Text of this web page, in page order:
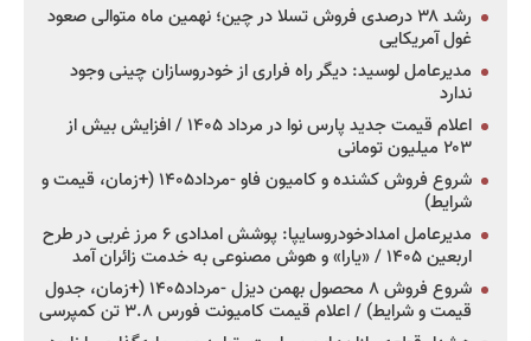
رشد ۳۸ درصدی فروش تسلا در چین؛ نهمین ماه متوالی صعود
غول آمریکایی
مدیرعامل لوسید: دیگر راه فراری از خودروسازان چینی وجود
ندارد
اعلام قیمت جدید پارس نوا در مرداد ۱۴۰۵ / افزایش بیش از
۲۰۳ میلیون تومانی
شروع فروش کشنده و کامیون فاو -مرداد۱۴۰۵ (+زمان، قیمت و
شرایط)
مدیرعامل امدادخودروسایپا: پوشش امدادی ۶ مرز غربی در طرح
اربعین ۱۴۰۵ / «یارا» و هوش مصنوعی به خدمت زائران آمد
شروع فروش ۸ محصول بهمن دیزل -مرداد۱۴۰۵ (+زمان، جدول
قیمت و شرایط) / اعلام قیمت کامیونت فورس ۳.۸ تن کمپرسی